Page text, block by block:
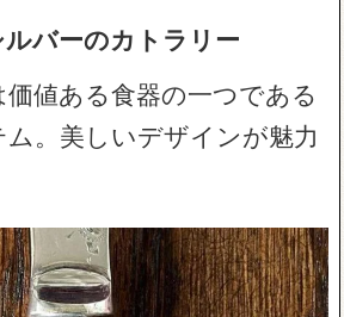
バーのカトラリー
値ある食器の一つである
。美しいデザインが魅力